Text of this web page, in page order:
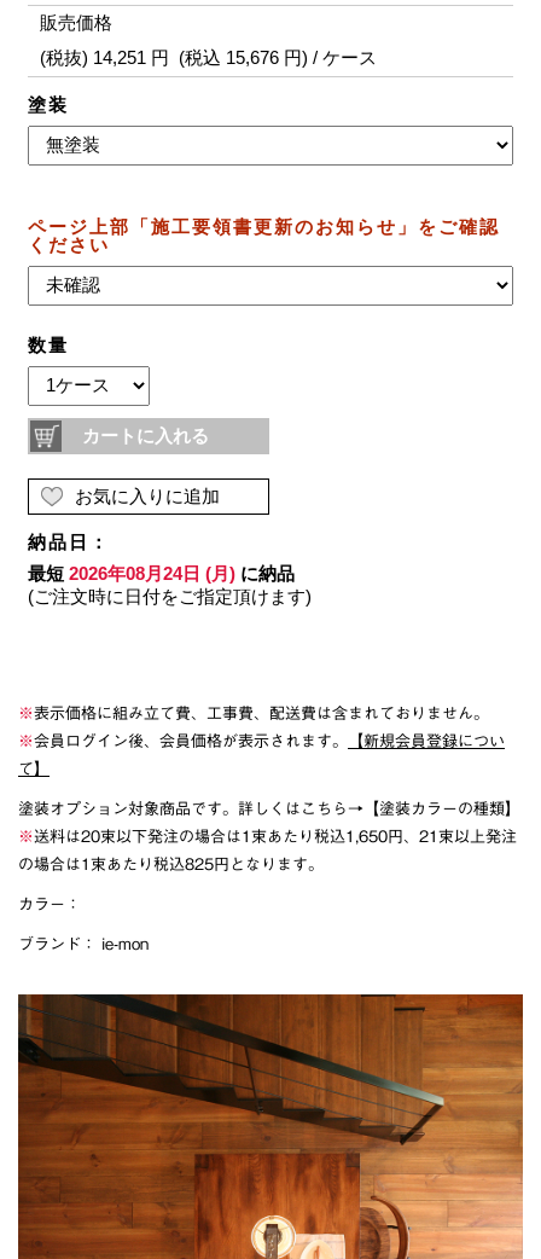
※表示価格に組み立て費、工事費、配送費は含まれておりません。
※会員ログイン後、会員価格が表示されます。
【新規会員登録につい
て】
塗装オプション対象商品です。詳しくはこちら→ 【塗装カラーの種類】
※送料は20束以下発注の場合は1束あたり税込1,650円、21束以上発注
の場合は1束あたり税込825円となります。
カラー：
ブランド： ie-mon